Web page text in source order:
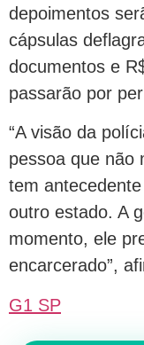
depoimentos
cápsulas
documentos e
passarão por
“A visão da
pessoa que não
tem
outro estado. A
momento, ele
encarcerado”,
G1 SP